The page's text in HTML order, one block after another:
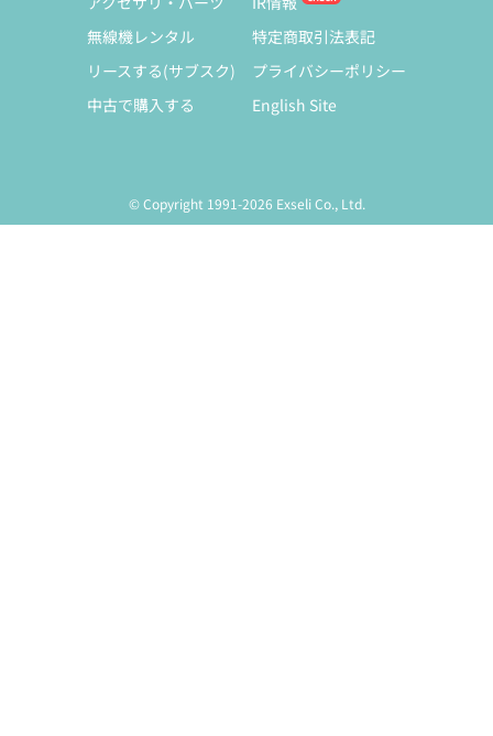
無線機レンタル
リースする(サブスク)
中古で購入する
特定商取引法表記
プライバシーポリシー
English Site
© Copyright 1991-2026 Exseli Co., Ltd.